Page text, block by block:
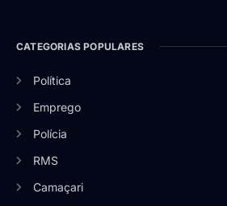
CATEGORIAS POPULARES
Política
Emprego
Polícia
RMS
Camaçari